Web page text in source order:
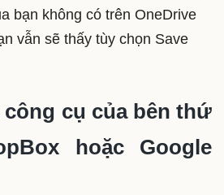
bạn không có trên OneDrive
vẫn sẽ thấy tùy chọn Save
cụ của bên thứ
hoặc Google